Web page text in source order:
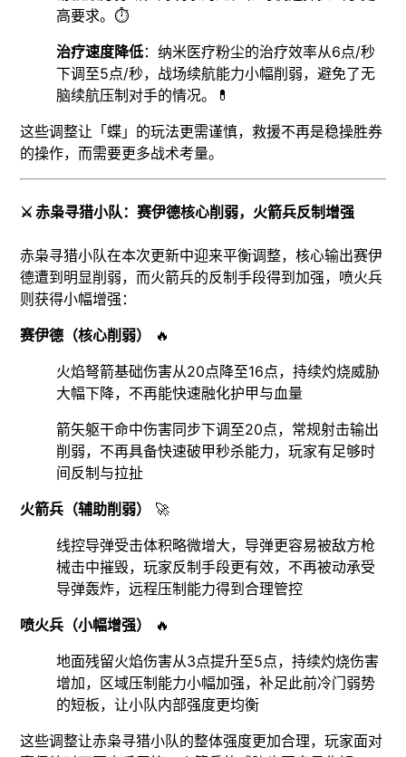
高要求。⏱️
治疗速度降低：纳米医疗粉尘的治疗效率从6点/秒
下调至5点/秒，战场续航能力小幅削弱，避免了无
脑续航压制对手的情况。💊
这些调整让「蝶」的玩法更需谨慎，救援不再是稳操胜券
的操作，而需要更多战术考量。
⚔️ 赤枭寻猎小队：赛伊德核心削弱，火箭兵反制增强
赤枭寻猎小队在本次更新中迎来平衡调整，核心输出赛伊
德遭到明显削弱，而火箭兵的反制手段得到加强，喷火兵
则获得小幅增强：
赛伊德（核心削弱）
🔥
火焰弩箭基础伤害从20点降至16点，持续灼烧威胁
大幅下降，不再能快速融化护甲与血量
箭矢躯干命中伤害同步下调至20点，常规射击输出
削弱，不再具备快速破甲秒杀能力，玩家有足够时
间反制与拉扯
火箭兵（辅助削弱）
🚀
线控导弹受击体积略微增大，导弹更容易被敌方枪
械击中摧毁，玩家反制手段更有效，不再被动承受
导弹轰炸，远程压制能力得到合理管控
喷火兵（小幅增强）
🔥
地面残留火焰伤害从3点提升至5点，持续灼烧伤害
增加，区域压制能力小幅加强，补足此前冷门弱势
的短板，让小队内部强度更均衡
这些调整让赤枭寻猎小队的整体强度更加合理，玩家面对